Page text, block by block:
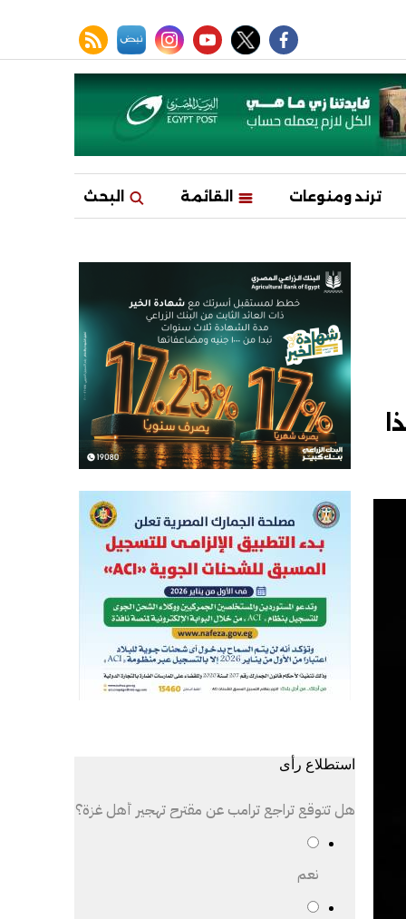
facebook
twitter
youtube
instagram
نبض rss feed
ترند ومنوعات القائمة البحث
استطلاع رأى
هل تتوقع تراجع ترامب عن مقترح تهجير أهل غزة؟
نعم